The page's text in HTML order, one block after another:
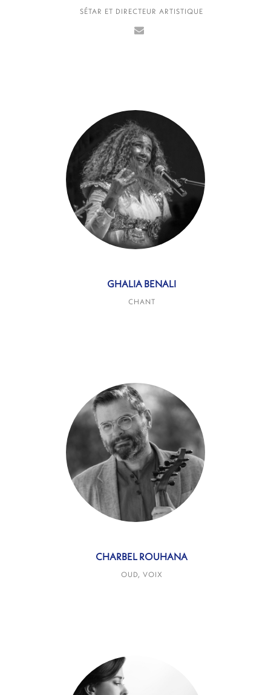
SÉTAR ET DIRECTEUR ARTISTIQUE
GHALIA BENALI
CHANT
CHARBEL ROUHANA
OUD, VOIX